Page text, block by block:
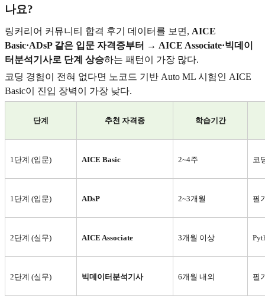
나요?
링커리어 커뮤니티 합격 후기 데이터를 보면, AICE
Basic·ADsP 같은 입문 자격증부터 → AICE Associate·빅데이
터분석기사로 단계 상승하는 패턴이 가장 많다.
코딩 경험이 전혀 없다면 노코드 기반 Auto ML 시험인 AICE
Basic이 진입 장벽이 가장 낮다.
단계 추천 자격증 학습기간
1단계 (입문) AICE Basic 2~4주 코
1단계 (입문) ADsP 2~3개월 필
2단계 (실무) AICE Associate 3개월 이상
2단계 (실무) 빅데이터분석기사 6개월 내외 필